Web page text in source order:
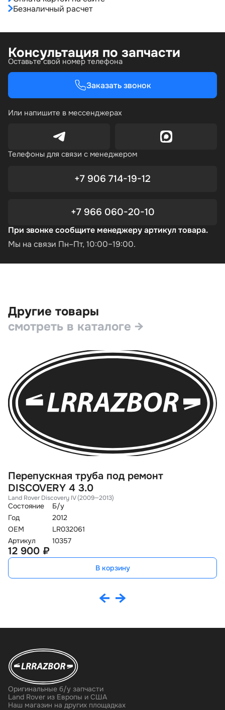
Безналичный расчет
Консультация по запчасти
Оставьте свой номер телефона
Заказать звонок
Или напишите в мессенджерах
Телефоны для связи с менеджером
+7 906 714-19-12
+7 966 060-20-10
При звонке сообщите менеджеру артикул товара.
Мы на связи Пн–Пт, 10:00–19:00.
Другие товары
смотреть в каталоге →
Перепускная труба под ремонт
DISCOVERY 4 3.0
Land Rover Discovery IV (2009—2013)
Состояние
Б/у
Год
2012
OEM
LR032061
Артикул
10357
12 900 ₽
В корзину
Оригинальные б/у запчасти
Land Rover из Европы и США
Наш магазин на других площадках